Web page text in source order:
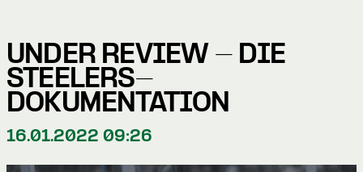
UNDER REVIEW - DIE
STEELERS-
DOKUMENTATION
16.01.2022 09:26